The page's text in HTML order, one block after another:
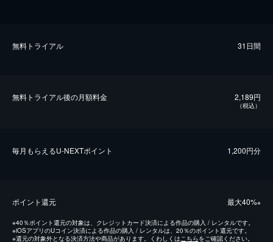
無料トライアル 31日間
無料トライアル後の⽉額料金 2,189円
（税込）
毎⽉もらえるU-NEXTポイント 1,200円分
ポイント還元 最⼤40%※
※40％ポイント還元の対象は、クレジットカード決済による作品の購入 / レンタルです。
※iOSアプリのUコイン決済による作品の購入 / レンタルは、20％のポイント還元です。
※還元の対象外となる決済方法や商品があります。くわしくは こちらをご確認ください。